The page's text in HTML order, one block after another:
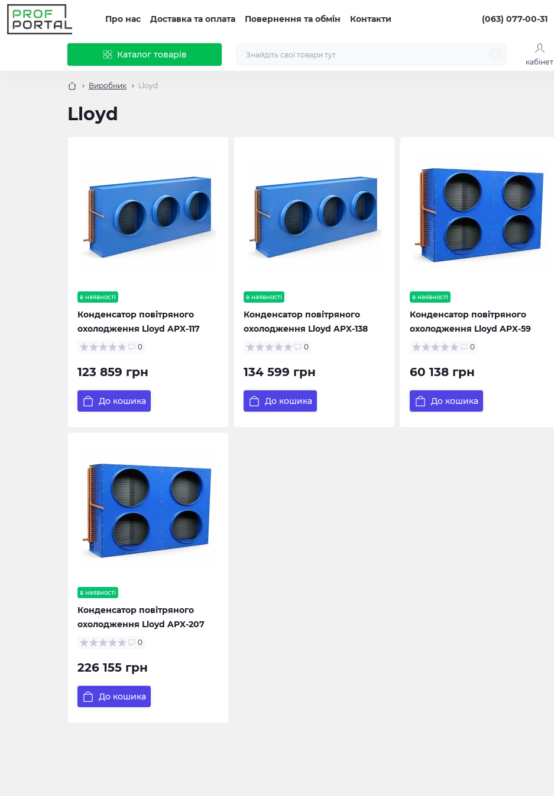
Про нас Доставка та оплата Повернення та обмін Контакти (063) 077-00-31
Каталог товарів
кабінет
Виробник Lloyd
Lloyd
в наявності
Конденсатор повітряного
охолодження Lloyd APX-117
0
123 859 грн
До кошика
в наявності
Конденсатор повітряного
охолодження Lloyd APX-138
0
134 599 грн
До кошика
в наявності
Конденсатор повітряного
охолодження Lloyd APX-59
0
60 138 грн
До кошика
в наявності
Конденсатор повітряного
охолодження Lloyd APX-207
0
226 155 грн
До кошика